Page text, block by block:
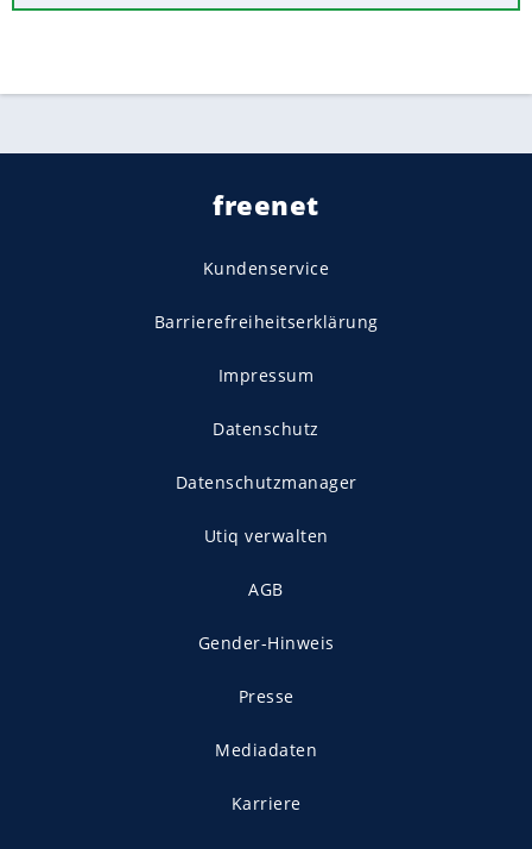
freenet
Kundenservice
Barrierefreiheitserklärung
Impressum
Datenschutz
Datenschutzmanager
Utiq verwalten
AGB
Gender-Hinweis
Presse
Mediadaten
Karriere